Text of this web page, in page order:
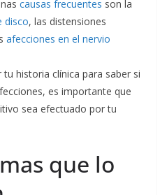
causas frecuentes son la
disco, las distensiones
afecciones en el nervio
historia clínica para saber si
es importante que
sea efectuado por tu
que lo